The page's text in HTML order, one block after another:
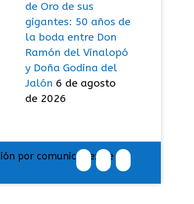
de Oro de sus
gigantes: 50 años de
la boda entre Don
Ramón del Vinalopó
y Doña Godina del
Jalón 6 de agosto
de 2026
por comunicar exige